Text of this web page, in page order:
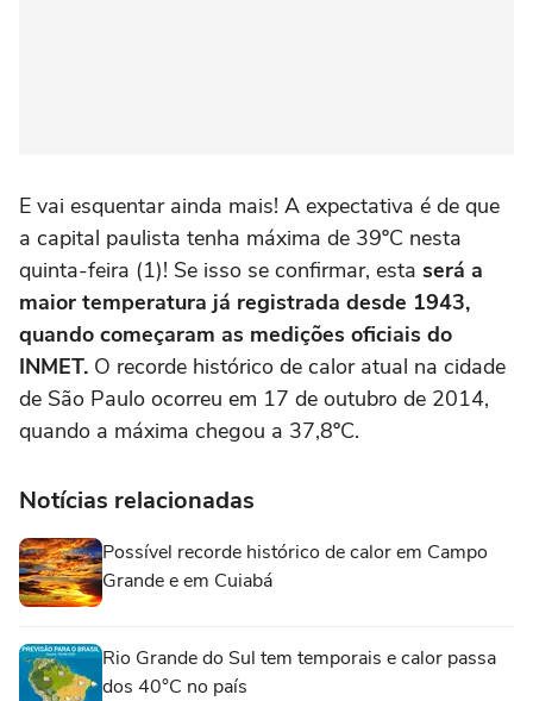
E vai esquentar ainda mais! A expectativa é de que
a capital paulista tenha máxima de 39ºC nesta
quinta-feira (1)! Se isso se confirmar, esta será a
maior temperatura já registrada desde 1943,
quando começaram as medições oficiais do
INMET. O recorde histórico de calor atual na cidade
de São Paulo ocorreu em 17 de outubro de 2014,
quando a máxima chegou a 37,8ºC.
Notícias relacionadas
Possível recorde histórico de calor em Campo
Grande e em Cuiabá
Rio Grande do Sul tem temporais e calor passa
dos 40°C no país